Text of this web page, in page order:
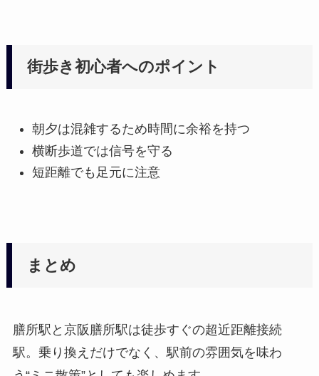
街歩き初心者へのポイント
朝夕は混雑するため時間に余裕を持つ
横断歩道では信号を守る
短距離でも足元に注意
まとめ
膳所駅と京阪膳所駅は徒歩すぐの超近距離接続
駅。乗り換えだけでなく、駅前の雰囲気を味わ